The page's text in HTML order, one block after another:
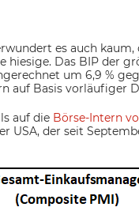
es auch
hiesige. Das BIP der
um 6,9 %
auf Basis vorläufiger
auf die Börse-Intern
USA, der seit